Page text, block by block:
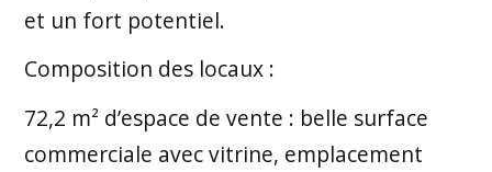
et un fort potentiel.
Composition des locaux :
72,2 m² d’espace de vente : belle surface
commerciale avec vitrine, emplacement